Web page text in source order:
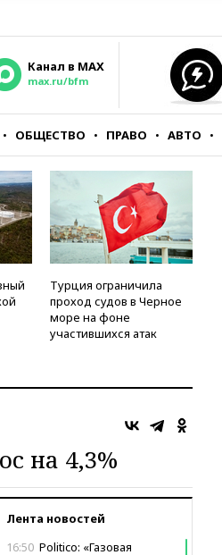
Канал в MAX
max.ru/bfm
ОБЩЕСТВО ПРАВО АВТО
Турция ограничила
проход судов в Черное
море на фоне
участившихся атак
на 4,3%
Лента новостей
16:50 Politico: «Газовая